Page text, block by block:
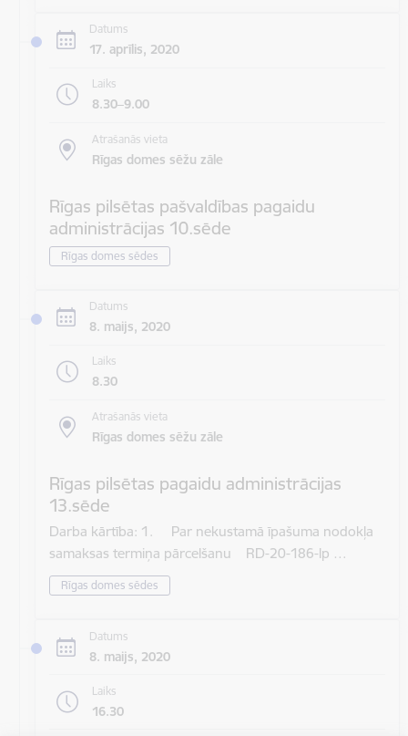
Datums
17. aprīlis, 2020
Laiks
8.30–9.00
Atrašanās vieta
Rīgas domes sēžu zāle
Rīgas pilsētas pašvaldības pagaidu
administrācijas 10.sēde
Rīgas domes sēdes
Datums
8. maijs, 2020
Laiks
8.30
Atrašanās vieta
Rīgas domes sēžu zāle
Rīgas pilsētas pagaidu administrācijas
13.sēde
Darba kārtība: 1. Par nekustamā īpašuma nodokļa
samaksas termiņa pārcelšanu RD-20-186-lp …
Rīgas domes sēdes
Datums
8. maijs, 2020
Laiks
16.30